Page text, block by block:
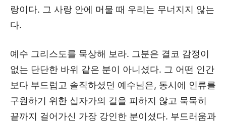
랑이다. 그 사랑 안에 머물 때 우리는 무너지지 않는
다.
예수 그리스도를 묵상해 보라. 그분은 결코 감정이
없는 단단한 바위 같은 분이 아니셨다. 그 어떤 인간
보다 부드럽고 솔직하셨던 예수님은, 동시에 인류를
구원하기 위한 십자가의 길을 피하지 않고 묵묵히
끝까지 걸어가신 가장 강인한 분이셨다. 부드러움과